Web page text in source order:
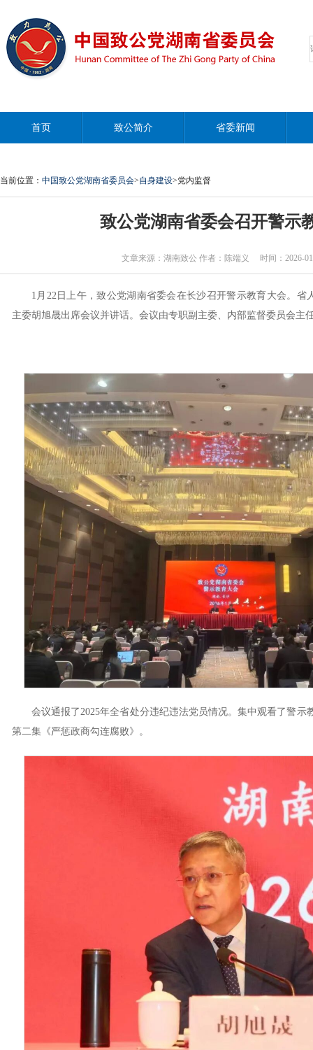
首页 致公简介 省委新闻
当前位置： 中国致公党湖南省委员会>自身建设>党内监督
致公党湖南省委会召开警示
文章来源：湖南致公 作者：陈端义 时间：2026-01-
1月22日上午，致公党湖南省委会在长沙召开警示教育大会。省
主委胡旭晟出席会议并讲话。会议由专职副主委、内部监督委员会主
会议通报了2025年全省处分违纪违法党员情况。集中观看了警示
第二集《严惩政商勾连腐败》。